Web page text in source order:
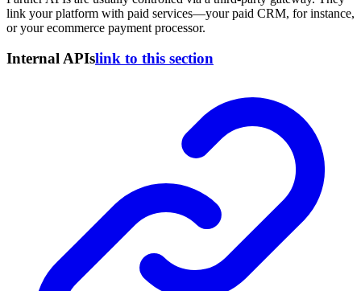
link your platform with paid services—your paid CRM, for instance,
or your ecommerce payment processor.
Internal APIslink to this section